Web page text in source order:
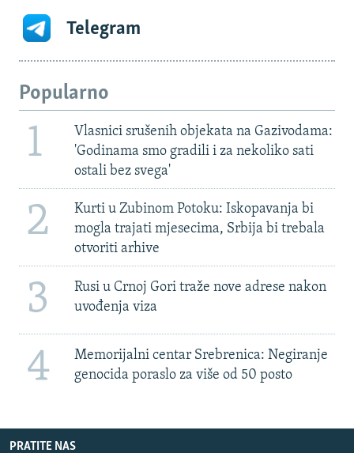
Telegram
Popularno
1
Vlasnici srušenih objekata na Gazivodama:
'Godinama smo gradili i za nekoliko sati
ostali bez svega'
2
Kurti u Zubinom Potoku: Iskopavanja bi
mogla trajati mjesecima, Srbija bi trebala
otvoriti arhive
3
Rusi u Crnoj Gori traže nove adrese nakon
uvođenja viza
4
Memorijalni centar Srebrenica: Negiranje
genocida poraslo za više od 50 posto
PRATITE NAS